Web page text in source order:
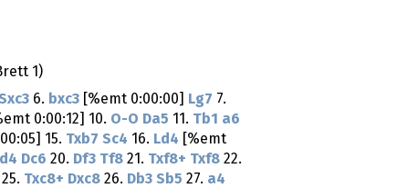
1)
6. bxc3 [%emt 0:00:00] Lg7 7.
0:00:12] 10. O-O Da5 11. Tb1 a6
15. Txb7 Sc4 16. Ld4 [%emt
Dc6 20. Df3 Tf8 21. Txf8+ Txf8 22.
25. Txc8+ Dxc8 26. Db3 Sb5 27. a4